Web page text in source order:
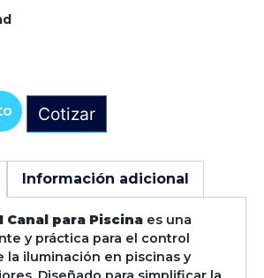
Cotizar
Información adicional
Canal para Piscina es una
y práctica para el control
la iluminación en piscinas y